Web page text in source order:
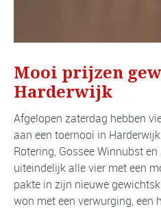
Mooi prijzen
Harderwijk
Afgelopen zaterdag hebben
aan een toernooi in
Rotering, Gossee Winnubst
uiteindelijk alle vier met een
pakte in zijn nieuwe
won met een verwurging, een